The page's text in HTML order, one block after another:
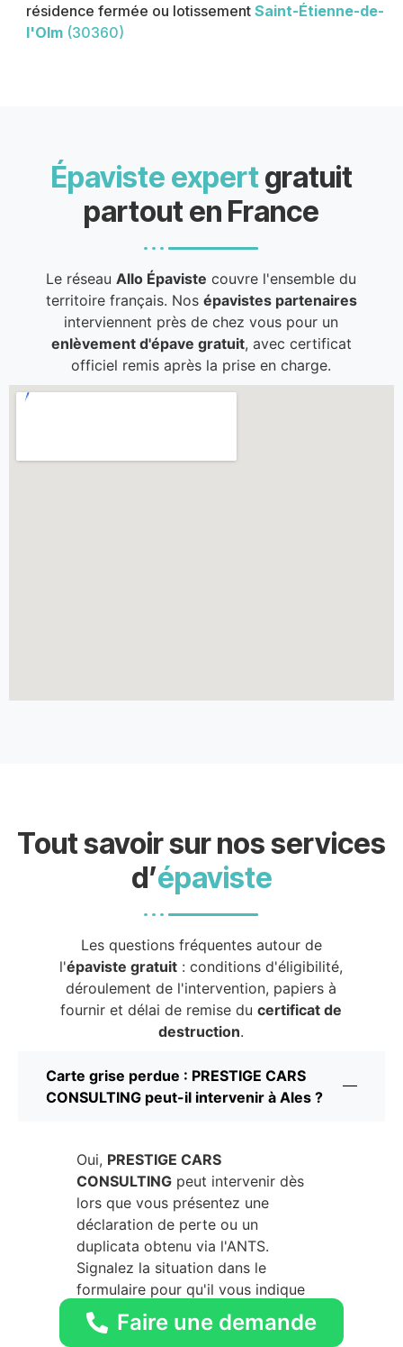
résidence fermée ou lotissement Saint-Étienne-de-
l'Olm (30360)
Épaviste expert gratuit
partout en France
Le réseauAllo Épaviste couvre l'ensemble du
territoire français. Nos épavistes partenaires
interviennent près de chez vous pour un
enlèvement d'épave gratuit, avec certificat
officiel remis après la prise en charge.
Tout savoir sur nos services
d’épaviste
Les questions fréquentes autour de
l'épaviste gratuit : conditions d'éligibilité,
déroulement de l'intervention, papiers à
fournir et délai de remise ducertificat de
destruction.
Carte grise perdue : PRESTIGE CARS
CONSULTING peut-il intervenir à Ales ?
Oui, PRESTIGE CARS
CONSULTING peut intervenir dès
lors que vous présentez une
déclaration de perte ou un
duplicata obtenu via l'ANTS.
Signalez la situation dans le
formulaire pour qu'il vous indique
le détail des pièces alternatives à
fournir le jour de l'enlèvement.
Faire une demande